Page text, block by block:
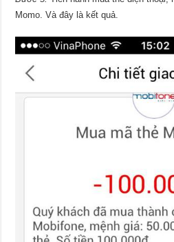
Momo. Và đây là kết quả.